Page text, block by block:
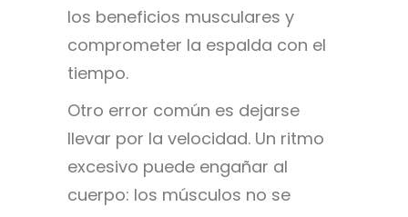
los beneficios musculares y
comprometer la espalda con el
tiempo.
Otro error común es dejarse
llevar por la velocidad. Un ritmo
excesivo puede engañar al
cuerpo: los músculos no se